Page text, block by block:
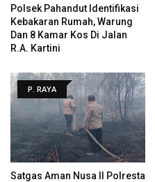
Polsek Pahandut Identifikasi
Kebakaran Rumah, Warung
Dan 8 Kamar Kos Di Jalan
R.A. Kartini
P. RAYA
Satgas Aman Nusa II Polresta